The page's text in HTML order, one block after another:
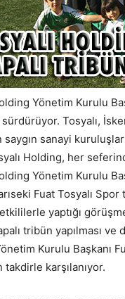
Yönetim Kurulu
Tosyalı,
sanayi
Holding, her
Yönetim Kurulu
Fuat Tosyalı
yaptığı
tribün yapılması
Kurulu Başkanı
takdirle karşılanıyor.